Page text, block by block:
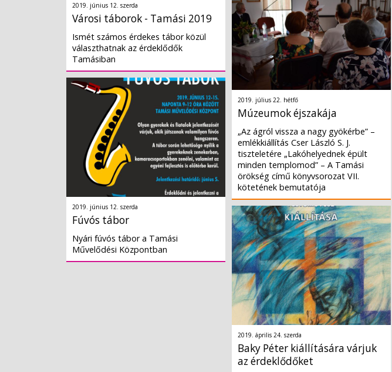
2019. június 12. szerda
Városi táborok - Tamási 2019
Ismét számos érdekes tábor közül
választhatnak az érdeklődők
Tamásiban
2019. június 12. szerda
Fúvós tábor
Nyári fúvós tábor a Tamási
Művelődési Központban
2019. július 22. hétfő
Múzeumok éjszakája
„Az ágról vissza a nagy gyökérbe” –
emlékkiállítás Cser László S. J.
tiszteletére „Lakóhelyednek épült
minden templomod” – A Tamási
örökség című könyvsorozat VII.
kötetének bemutatója
2019. április 24. szerda
Baky Péter kiállítására várjuk
az érdeklődőket